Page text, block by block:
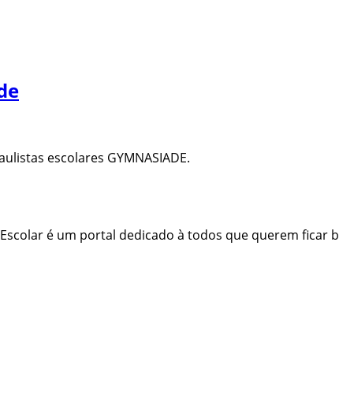
escolares GYMNASIADE.
é um portal dedicado à todos que querem